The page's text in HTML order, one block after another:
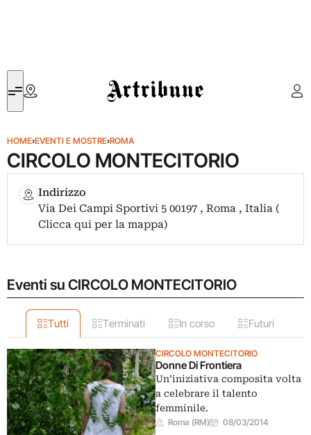
Artribune
HOME›EVENTI E MOSTRE›ROMA
CIRCOLO MONTECITORIO
Indirizzo
Via Dei Campi Sportivi 5 00197 , Roma , Italia (
Clicca qui per la mappa)
Eventi su CIRCOLO MONTECITORIO
Tutti Terminati In corso Futuri
CIRCOLO MONTECITORIO
Donne Di Frontiera
Un’iniziativa composita volta
a celebrare il talento
femminile.
Roma (RM) 08/03/2014